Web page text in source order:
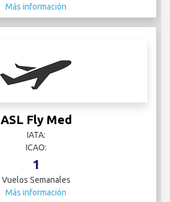
Más información
ASL Fly Med
IATA:
ICAO:
1
Vuelos Semanales
Más información